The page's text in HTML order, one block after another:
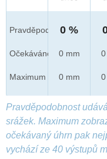
Pravděpod.
Očekáváno
Maximum
0 %
0 mm
0 mm
Pravděpodobnost
srážek. Maximum
očekávaný úhrn pak
vychází ze 40 výstupů